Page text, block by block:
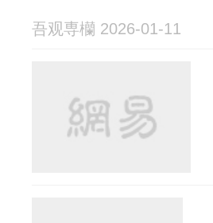
吾观専欗 2026-01-11